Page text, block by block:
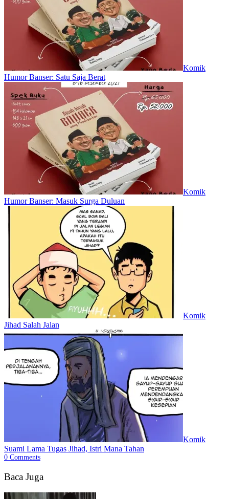
Komik
Humor Banser: Satu Saja Berat
Komik
Humor Banser: Masuk Surga Duluan
Komik
Jihad Salah Jalan
Komik
Suami Lama Tugas Jihad, Istri Mana Tahan
0 Comments
Baca Juga